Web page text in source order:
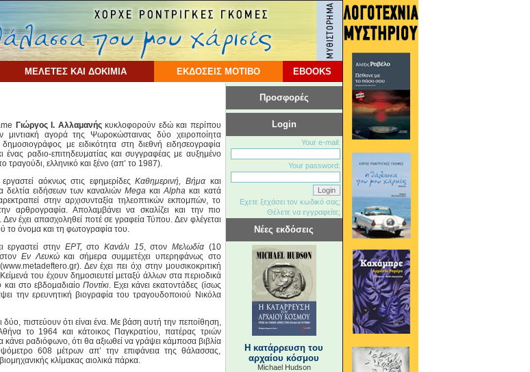
ΜΕΛΕΤΕΣ ΚΑΙ ΔΟΚΙΜΙΑ ΕΚΔΟΣΕΙΣ ΜΟΤΙΒΟ EBOOKS
Γιώργος Ι. Αλλαμανήςκυκλοφορούν εδώ και περίπου
μιντιακή αγορά της Ψωροκώσταινας δύο χειροποίητα
με ειδικότητα στη διεθνή ειδησεογραφία
ένας ραδιο-επιτηδευματίας και συγγραφέας με αυξημένο
τραγούδι, ελληνικό και ξένο (απ’ το 1987).
αόκνως στις εφημερίδεςΚαθημερινή, Βήμακαι
δελτία ειδήσεων των καναλιώνMega καιAlpha και κατά
στην αρχισυνταξία τηλεοπτικών εκπομπών, το
αρθρογραφία. Απολαμβάνει να σκαλίζει και την πιο
Δεν έχει απασχοληθεί ποτέ σε γραφεία Τύπου. Δεν φλέγεται
το όνομα και τη φωτογραφία του.
εργαστεί στην ΕΡΤ, στο Κανάλι 15, στον Μελωδία (10
Εν Λευκώκαι σήμερα συμμετέχει υπερηφάνως στο
Δεν έχει πει όχι στην μουσικοκριτική
του έχουν δημοσιευτεί μεταξύ άλλων στα περιοδικά
και στο εβδομαδιαίοΠοντίκι. Εχει κάνει εκατοντάδες (ίσως
την ερευνητική βιογραφία του τραγουδοποιού Νικόλα
δύο, πιστεύουν ότι είναι ένα. Με βάση αυτή την πεποίθηση,
το 1964 και κάτοικος Παγκρατίου, πατέρας τριών
κάνει ραδιόφωνο, ότι θα αξιωθεί να γράψει κάμποσα βιβλία
608 μέτρων απ’ την επιφάνεια της θάλασσας,
κλίμακας αιολικά πάρκα.
Προσφορές
Login
Your e-mail:
Your password:
Εχετε ξεχάσει τον κωδικό σας;
Θέλετε να εγγραφείτε;
Νέες εκδόσεις
Η κατάρρευση του
αρχαίου κόσμου
Michael Hudson